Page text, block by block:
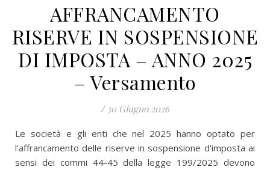
AFFRANCAMENTO
RISERVE IN SOSPENSIONE
DI IMPOSTA – ANNO 2025
– Versamento
/ 30 Giugno 2026
Le società e gli enti che nel 2025 hanno optato per
l'affrancamento delle riserve in sospensione d'imposta ai
sensi dei commi 44-45 della legge 199/2025 devono